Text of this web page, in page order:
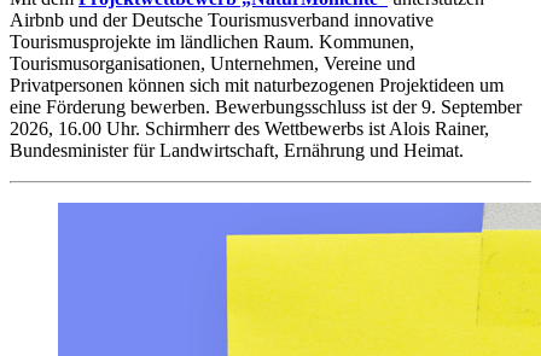
Airbnb und der Deutsche Tourismusverband innovative
Tourismusprojekte im ländlichen Raum. Kommunen,
Tourismusorganisationen, Unternehmen, Vereine und
Privatpersonen können sich mit naturbezogenen Projektideen um
eine Förderung bewerben. Bewerbungsschluss ist der 9. September
2026, 16.00 Uhr. Schirmherr des Wettbewerbs ist Alois Rainer,
Bundesminister für Landwirtschaft, Ernährung und Heimat.